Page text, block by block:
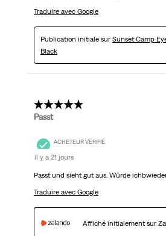
Traduire avec Google
Publication initiale sur Sunset Camp
Black
5 étoile(s) sur 5.
Passt
ACHETEUR VÉRIFIÉ
il y a 21 jours
Passt und sieht gut aus. Würde
Traduire avec Google
Affiché initialement sur